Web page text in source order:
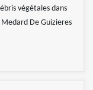
végétales dans
De Guizieres